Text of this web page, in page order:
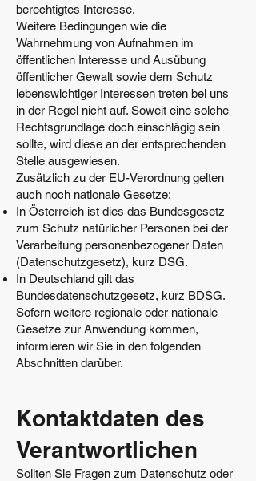
berechtigtes Interesse.
Weitere Bedingungen wie die
Wahrnehmung von Aufnahmen im
öffentlichen Interesse und Ausübung
öffentlicher Gewalt sowie dem Schutz
lebenswichtiger Interessen treten bei uns
in der Regel nicht auf. Soweit eine solche
Rechtsgrundlage doch einschlägig sein
sollte, wird diese an der entsprechenden
Stelle ausgewiesen.
Zusätzlich zu der EU-Verordnung gelten
auch noch nationale Gesetze:
In Österreich ist dies das Bundesgesetz
zum Schutz natürlicher Personen bei der
Verarbeitung personenbezogener Daten
(Datenschutzgesetz), kurz DSG.
In Deutschland gilt das
Bundesdatenschutzgesetz, kurz BDSG.
Sofern weitere regionale oder nationale
Gesetze zur Anwendung kommen,
informieren wir Sie in den folgenden
Abschnitten darüber.
Kontaktdaten des
Verantwortlichen
Sollten Sie Fragen zum Datenschutz oder